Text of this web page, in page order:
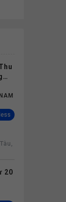
20